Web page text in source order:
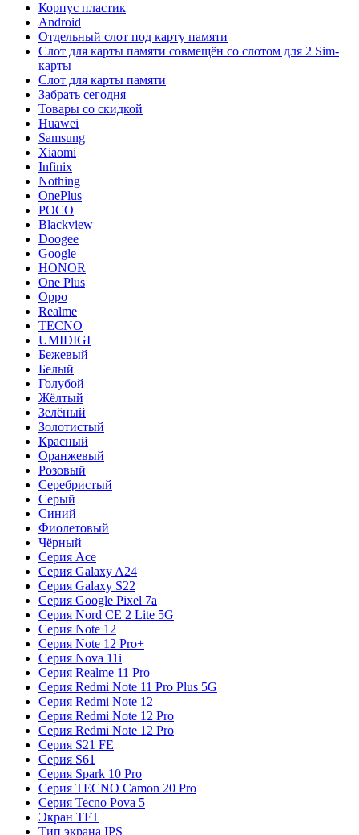
Корпус пластик
Android
Отдельный слот под карту памяти
Слот для карты памяти совмещён со слотом для 2 Sim-
карты
Слот для карты памяти
Забрать сегодня
Товары со скидкой
Huawei
Samsung
Xiaomi
Infinix
Nothing
OnePlus
POCO
Blackview
Doogee
Google
HONOR
One Plus
Oppo
Realme
TECNO
UMIDIGI
Бежевый
Белый
Голубой
Жёлтый
Зелёный
Золотистый
Красный
Оранжевый
Розовый
Серебристый
Серый
Синий
Фиолетовый
Чёрный
Серия Ace
Серия Galaxy A24
Серия Galaxy S22
Серия Google Pixel 7a
Серия Nord CE 2 Lite 5G
Серия Note 12
Серия Note 12 Pro+
Серия Nova 11i
Серия Realme 11 Pro
Серия Redmi Note 11 Pro Plus 5G
Серия Redmi Note 12
Серия Redmi Note 12 Pro
Серия Redmi Note 12 Pro
Серия S21 FE
Серия S61
Серия Spark 10 Pro
Серия TECNO Camon 20 Pro
Серия Tecno Pova 5
Экран TFT
Тип экрана IPS